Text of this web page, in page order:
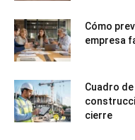
Cómo
empresa
Cuadro
cierre